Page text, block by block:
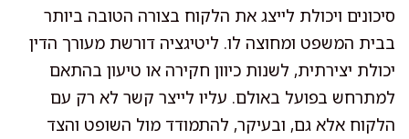
סיכונים ויכולת לייצג את הלקוח בצורה הטובה ביותר
בבית המשפט ומחוצה לו. ליטיגציה דורשת מעורך הדין
יכולת יצירתית, לשנות כיוון חקירה או טיעון בהתאם
למתרחש בפועל באולם. עליו לייצר קשר לא רק עם
הלקוח אלא גם, ובעיקר, להתמודד מול השופט והצד